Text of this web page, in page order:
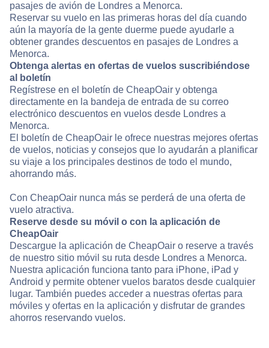
pasajes de avión de Londres a Menorca.
Reservar su vuelo en las primeras horas del día cuando
aún la mayoría de la gente duerme puede ayudarle a
obtener grandes descuentos en pasajes de Londres a
Menorca.
Obtenga alertas en ofertas de vuelos suscribiéndose
al boletín
Regístrese en el boletín de CheapOair y obtenga
directamente en la bandeja de entrada de su correo
electrónico descuentos en vuelos desde Londres a
Menorca.
El boletín de CheapOair le ofrece nuestras mejores ofertas
de vuelos, noticias y consejos que lo ayudarán a planificar
su viaje a los principales destinos de todo el mundo,
ahorrando más.
Con CheapOair nunca más se perderá de una oferta de
vuelo atractiva.
Reserve desde su móvil o con la aplicación de
CheapOair
Descargue la aplicación de CheapOair o reserve a través
de nuestro sitio móvil su ruta desde Londres a Menorca.
Nuestra aplicación funciona tanto para iPhone, iPad y
Android y permite obtener vuelos baratos desde cualquier
lugar. También puedes acceder a nuestras ofertas para
móviles y ofertas en la aplicación y disfrutar de grandes
ahorros reservando vuelos.